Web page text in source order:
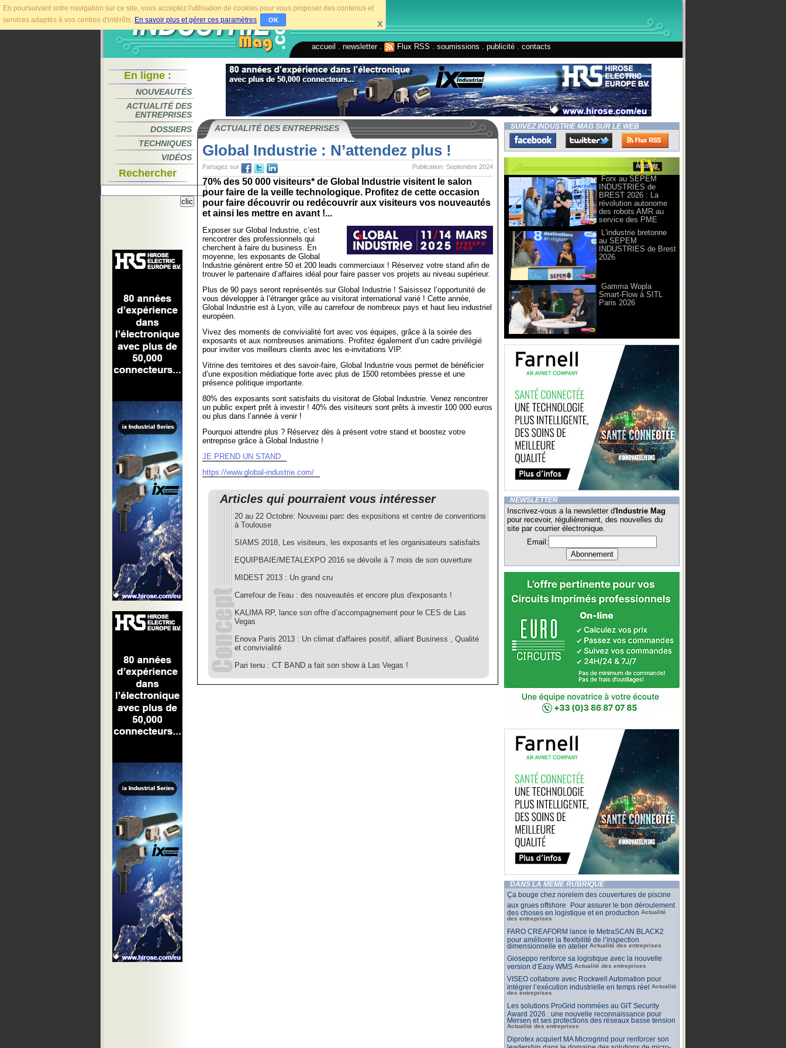
En poursuivant votre navigation sur ce site, vous acceptez l'utilisation de cookies pour vous proposer des contenus et
services adaptés à vos centres d'intérêts. En savoir plus et gérer ces paramètres. OK X
accueil newsletter. Flux RSS soumissions publicité contacts
En ligne :
NOUVEAUTÉS
ACTUALITÉ DES
ENTREPRISES
DOSSIERS
TECHNIQUES
VIDÉOS
Rechercher
ACTUALITÉ DES ENTREPRISES
Global Industrie : N’attendez plus !
Publication: Septembre 2024
Partagez sur
70% des 50 000 visiteurs* de Global Industrie visitent le salon
pour faire de la veille technologique. Profitez de cette occasion
pour faire découvrir ou redécouvrir aux visiteurs vos nouveautés
et ainsi les mettre en avant !...
Exposer sur Global Industrie, c’est
rencontrer des professionnels qui
cherchent à faire du business. En
moyenne, les exposants de Global
Industrie génèrent entre 50 et 200 leads commerciaux ! Réservez votre stand afin de
trouver le partenaire d’affaires idéal pour faire passer vos projets au niveau supérieur.
Plus de 90 pays seront représentés sur Global Industrie ! Saisissez l’opportunité de
vous développer à l’étranger grâce au visitorat international varié ! Cette année,
Global Industrie est à Lyon, ville au carrefour de nombreux pays et haut lieu industriel
européen.
Vivez des moments de convivialité fort avec vos équipes, grâce à la soirée des
exposants et aux nombreuses animations. Profitez également d’un cadre privilégié
pour inviter vos meilleurs clients avec les e-invitations VIP.
Vitrine des territoires et des savoir-faire, Global Industrie vous permet de bénéficier
d’une exposition médiatique forte avec plus de 1500 retombées presse et une
présence politique importante.
80% des exposants sont satisfaits du visitorat de Global Industrie. Venez rencontrer
un public expert prêt à investir ! 40% des visiteurs sont prêts à investir 100 000 euros
ou plus dans l’année à venir !
Pourquoi attendre plus ? Réservez dès à présent votre stand et boostez votre
entreprise grâce à Global Industrie !
JE PREND UN STAND
https://www.global-industrie.com/
Articles qui pourraient vous intéresser
20 au 22 Octobre: Nouveau parc des expositions et centre de conventions
à Toulouse
SIAMS 2018, Les visiteurs, les exposants et les organisateurs satisfaits
EQUIPBAIE/METALEXPO 2016 se dévoile à 7 mois de son ouverture
MIDEST 2013 : Un grand cru
Carrefour de l'eau : des nouveautés et encore plus d'exposants !
KALIMA RP, lance son offre d’accompagnement pour le CES de Las
Vegas
Enova Paris 2013 : Un climat d'affaires positif, alliant Business , Qualité
et convivialité
Pari tenu : CT BAND a fait son show à Las Vegas !
SUIVEZ INDUSTRIE MAG SUR LE WEB
Forx au SEPEM
INDUSTRIES de
BREST 2026 : La
révolution autonome
des robots AMR au
service des PME
L'industrie bretonne
au SEPEM
INDUSTRIES de Brest
2026
Gamma Wopla
Smart-Flow à SITL
Paris 2026
NEWSLETTER
Inscrivez-vous a la newsletter d' Industrie Mag
pour recevoir, régulièrement, des nouvelles du
site par courrier électronique.
Email:
DANS LA MÊME RUBRIQUE
Ça bouge chez norelem des couvertures de piscine
aux grues offshore Pour assurer le bon déroulement
des choses en logistique et en production Actualité
des entreprises
FARO CREAFORM lance le MetraSCAN BLACK2
pour améliorer la flexibilité de l’inspection
dimensionnelle en atelier Actualité des entreprises
Gioseppo renforce sa logistique avec la nouvelle
version d’Easy WMS Actualité des entreprises
VISEO collabore avec Rockwell Automation pour
intégrer l’exécution industrielle en temps réel Actualité
des entreprises
Les solutions ProGrid nommées au GIT Security
Award 2026 : une nouvelle reconnaissance pour
Mersen et ses protections des réseaux basse tension
Actualité des entreprises
Diprotex acquiert MA Microgrind pour renforcer son
leadership dans le domaine des solutions de micro-